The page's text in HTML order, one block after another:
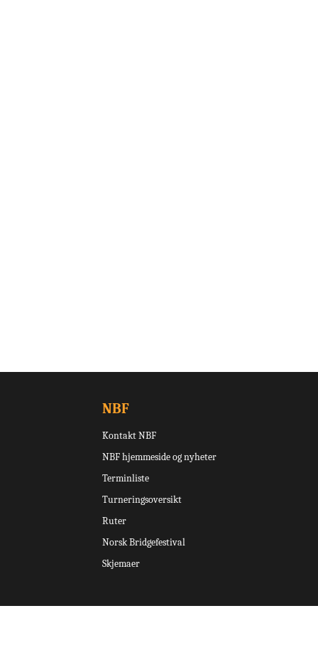
NBF
Kontakt NBF
NBF hjemmeside og nyheter
Terminliste
Turneringsoversikt
Ruter
Norsk Bridgefestival
Skjemaer